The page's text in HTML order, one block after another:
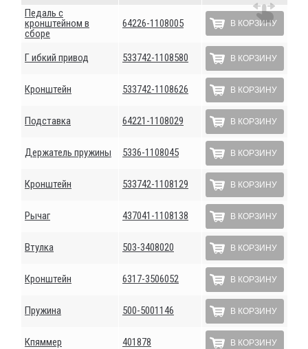
Педаль с
кронштейном в
сборе
64226-1108005 В КОРЗИНУ
Г ибкий привод 533742-1108580 В КОРЗИНУ
Кронштейн 533742-1108626 В КОРЗИНУ
Подставка 64221-1108029 В КОРЗИНУ
Держатель пружины 5336-1108045 В КОРЗИНУ
Кронштейн 533742-1108129 В КОРЗИНУ
Рычаг 437041-1108138 В КОРЗИНУ
Втулка 503-3408020 В КОРЗИНУ
Кронштейн 6317-3506052 В КОРЗИНУ
Пружина 500-5001146 В КОРЗИНУ
Кпяммер 401878 В КОРЗИНУ